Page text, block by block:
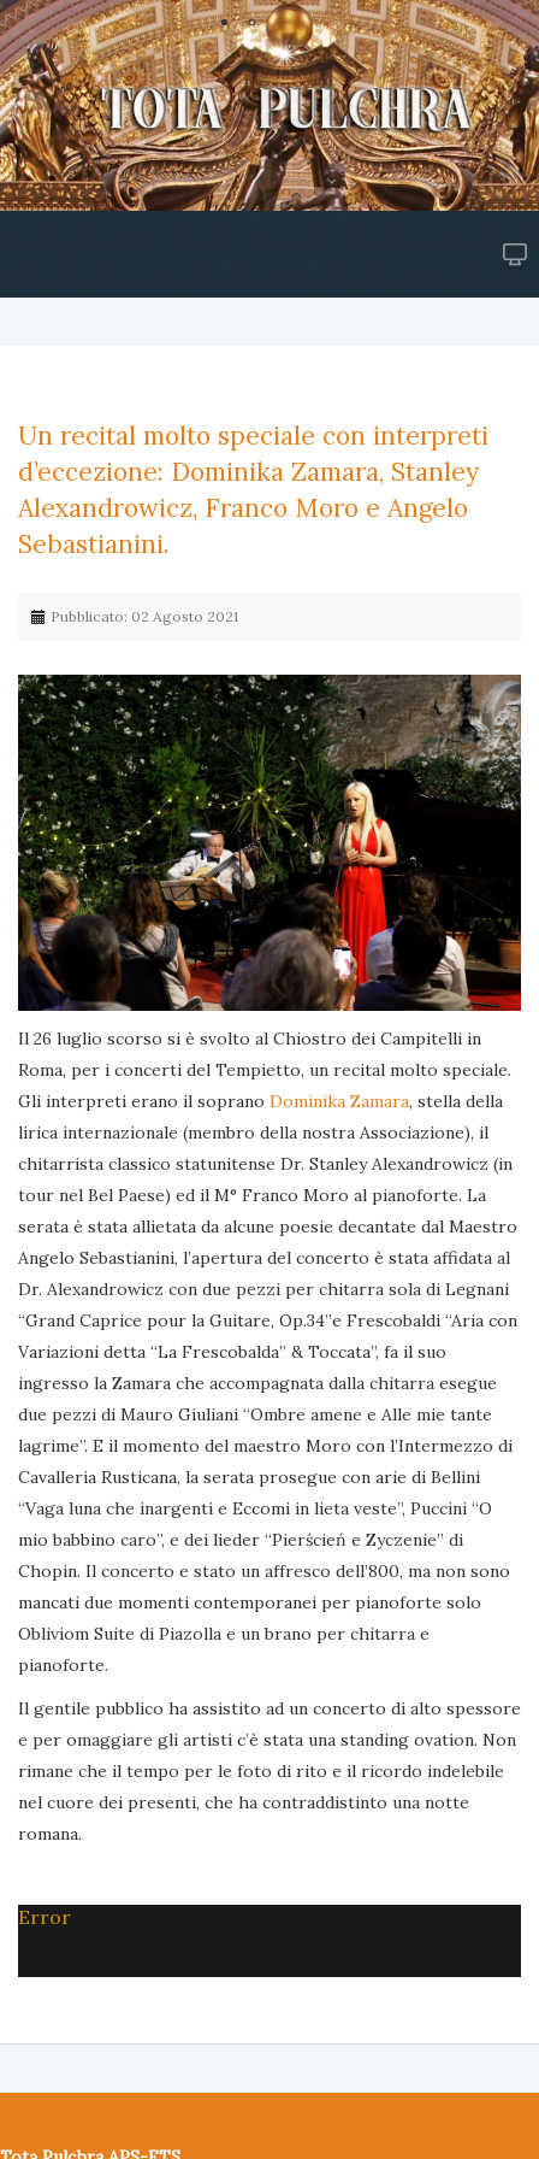
Un recital molto speciale con interpreti
d’eccezione: Dominika Zamara, Stanley
Alexandrowicz, Franco Moro e Angelo
Sebastianini.
Pubblicato: 02 Agosto 2021
Il 26 luglio scorso si è svolto al Chiostro dei Campitelli in
Roma, per i concerti del Tempietto, un recital molto speciale.
Gli interpreti erano il soprano Dominika Zamara, stella della
lirica internazionale (membro della nostra Associazione), il
chitarrista classico statunitense Dr. Stanley Alexandrowicz (in
tour nel Bel Paese) ed il M° Franco Moro al pianoforte. La
serata è stata allietata da alcune poesie decantate dal Maestro
Angelo Sebastianini, l’apertura del concerto è stata affidata al
Dr. Alexandrowicz con due pezzi per chitarra sola di Legnani
“Grand Caprice pour la Guitare, Op.34”e Frescobaldi “Aria con
Variazioni detta “La Frescobalda” & Toccata”, fa il suo
ingresso la Zamara che accompagnata dalla chitarra esegue
due pezzi di Mauro Giuliani “Ombre amene e Alle mie tante
lagrime”. E il momento del maestro Moro con l’Intermezzo di
Cavalleria Rusticana, la serata prosegue con arie di Bellini
“Vaga luna che inargenti e Eccomi in lieta veste”, Puccini “O
mio babbino caro”, e dei lieder “Pierścień e Zyczenie” di
Chopin. Il concerto e stato un affresco dell’800, ma non sono
mancati due momenti contemporanei per pianoforte solo
Obliviom Suite di Piazolla e un brano per chitarra e
pianoforte.
Il gentile pubblico ha assistito ad un concerto di alto spessore
e per omaggiare gli artisti c’è stata una standing ovation. Non
rimane che il tempo per le foto di rito e il ricordo indelebile
nel cuore dei presenti, che ha contraddistinto una notte
romana.
Error